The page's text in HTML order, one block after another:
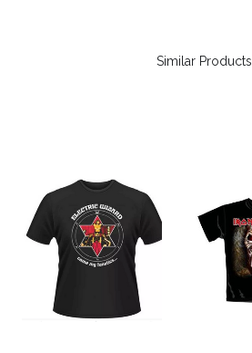
Similar Products